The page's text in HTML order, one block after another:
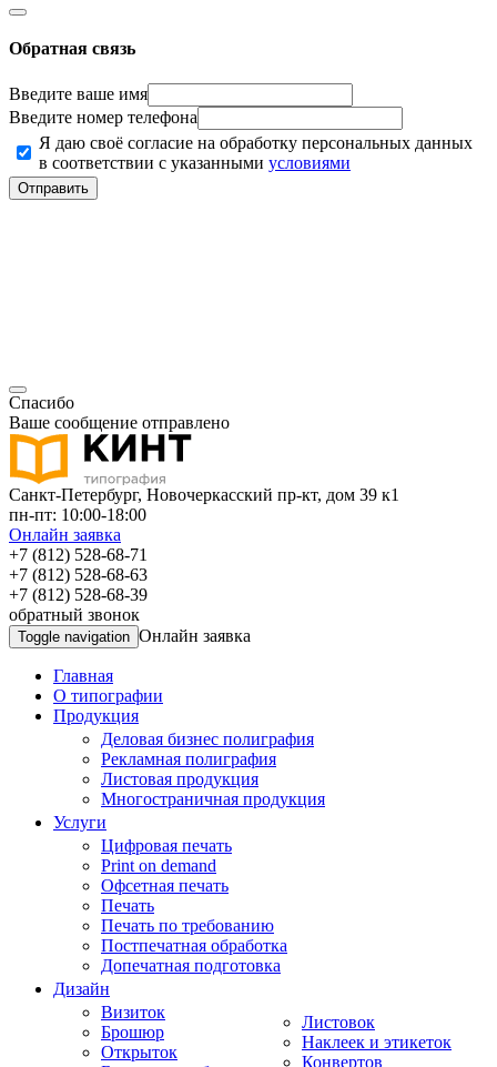
Обратная связь
Введите ваше имя
Введите номер телефона
Я даю своё согласие на обработку персональных данных
в соответствии с указанными условиями
Отправить
Спасибо
Ваше сообщение отправлено
Санкт-Петербург, Новочеркасский пр-кт, дом 39 к1
пн-пт: 10:00-18:00
Онлайн заявка
+7 (812) 528-68-71
+7 (812) 528-68-63
+7 (812) 528-68-39
обратный звонок
Toggle navigation Онлайн заявка
Главная
О типографии
Продукция
Деловая бизнес полиграфия
Рекламная полиграфия
Листовая продукция
Многостраничная продукция
Услуги
Цифровая печать
Print on demand
Офсетная печать
Печать
Печать по требованию
Постпечатная обработка
Допечатная подготовка
Дизайн
Визиток
Брошюр
Открыток
Листовок
Наклеек и этикеток
Конвертов